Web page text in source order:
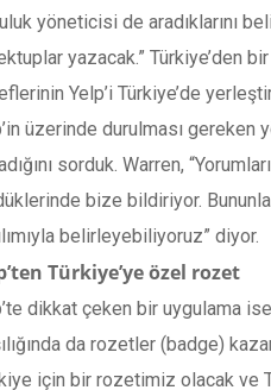
yöneticisi de aradıklarını
yazacak.” Türkiye’den
Yelp’i Türkiye’de
üzerinde durulması gereken
sorduk. Warren,
bize bildiriyor.
belirleyebiliyoruz” diyor.
Türkiye’ye özel rozet
dikkat çeken bir uygulama
da rozetler (badge)
için bir rozetimiz olacak ve